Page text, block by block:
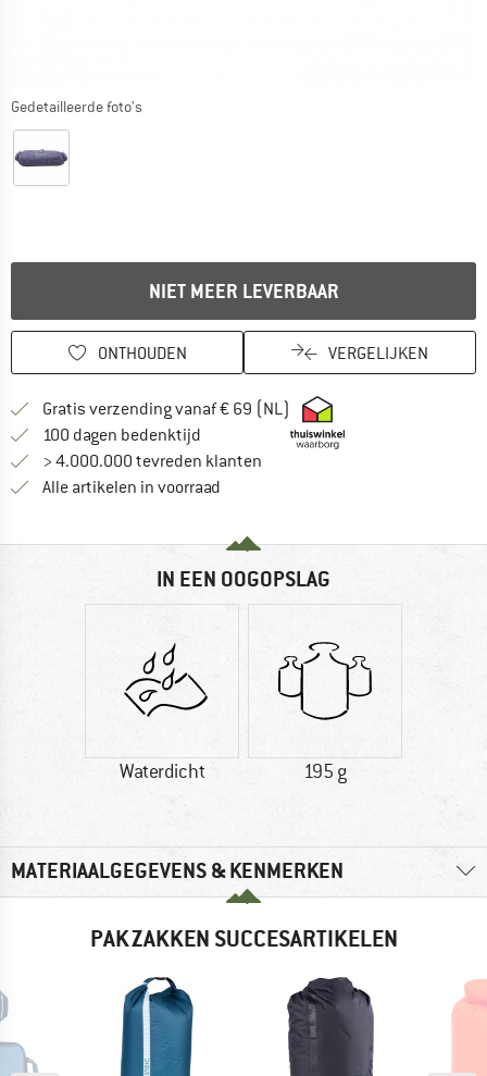
Gedetailleerde foto's
NIET MEER LEVERBAAR
ONTHOUDEN VERGELIJKEN
Gratis verzending vanaf € 69 (NL) Vind hier de
100 dagen bedenktijd Vind de betalingsinformatie hier!
> 4.000.000 tevreden klanten
Alle artikelen in voorraad
IN EEN OOGOPSLAG
Waterdicht 195 g
MATERIAALGEGEVENS & KENMERKEN
PAKZAKKEN SUCCESARTIKELEN